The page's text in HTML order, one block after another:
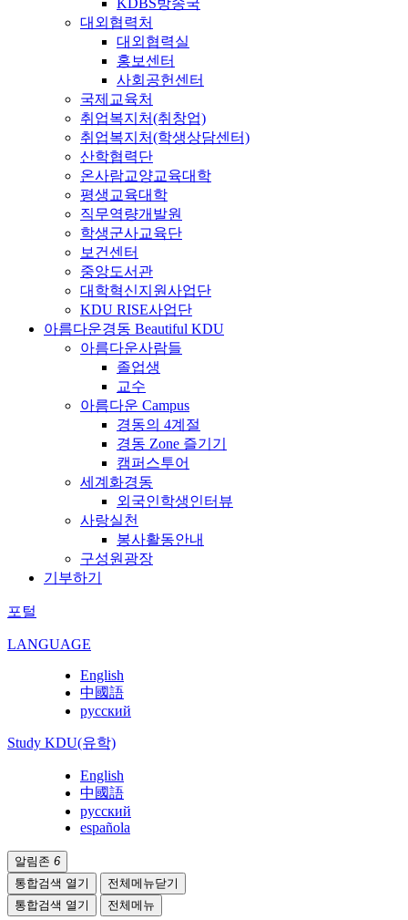
KDBS방송국
대외협력처
대외협력실
홍보센터
사회공헌센터
국제교육처
취업복지처(취창업)
취업복지처(학생상담센터)
산학협력단
온사람교양교육대학
평생교육대학
직무역량개발원
학생군사교육단
보건센터
중앙도서관
대학혁신지원사업단
KDU RISE사업단
아름다운경동 Beautiful KDU
아름다운사람들
졸업생
교수
아름다운 Campus
경동의 4계절
경동 Zone 즐기기
캠퍼스투어
세계화경동
외국인학생인터뷰
사랑실천
봉사활동안내
구성원광장
기부하기
포털
LANGUAGE
English
中國語
русский
Study KDU(유학)
English
中國語
русский
española
알림존 6
통합검색 열기
전체메뉴닫기
통합검색 열기
전체메뉴